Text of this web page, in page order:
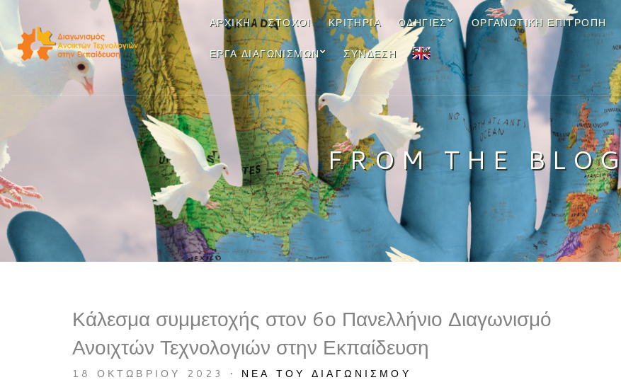
ΑΡΧΙΚΉ ΣΤΌΧΟΙ ΚΡΙΤΉΡΙΑ ΟΔΗΓΊΕΣ ΟΡΓΑΝΩΤΙΚΉ ΕΠΙΤΡΟΠΉ
ΈΡΓΑ ΔΙΑΓΩΝΙΣΜΏΝ ΣΎΝΔΕΣΗ EN
FROM THE BLOG
Κάλεσμα συμμετοχής στον 6ο Πανελλήνιο Διαγωνισμό
Ανοιχτών Τεχνολογιών στην Εκπαίδευση
18 ΟΚΤΩΒΡΊΟΥ 2023 • ΝΈΑ ΤΟΥ ΔΙΑΓΩΝΙΣΜΟΎ